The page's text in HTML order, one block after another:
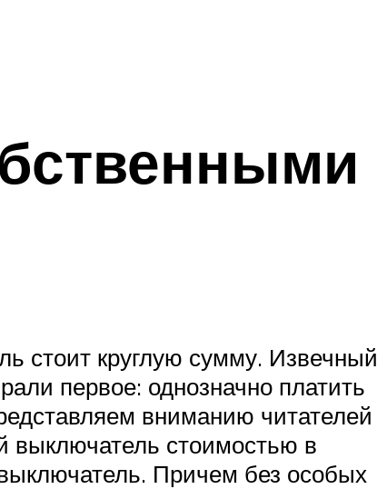
стоит круглую сумму. Извечный
первое: однозначно платить
вниманию читателей
выключатель стоимостью в
Причем без особых